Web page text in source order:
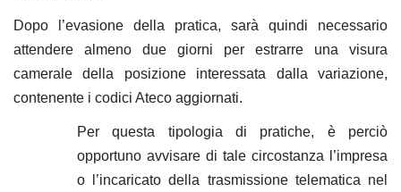
Dopo l’evasione della pratica, sarà quindi necessario
attendere almeno due giorni per estrarre una visura
camerale della posizione interessata dalla variazione,
contenente i codici Ateco aggiornati.
Per questa tipologia di pratiche, è perciò
opportuno avvisare di tale circostanza l’impresa
o l’incaricato della trasmissione telematica nel